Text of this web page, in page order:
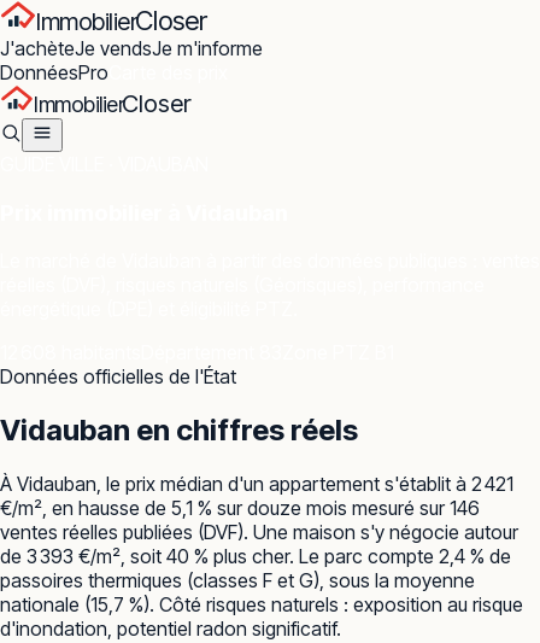
ImmobilierCloser
J'achèteJe vendsJe m'informe
DonnéesPro
ImmobilierCloser
Données officielles de l'État
Vidauban en chiffres réels
À Vidauban, le prix médian d'un appartement s'établit à 2 421
€/m², en hausse de 5,1 % sur douze mois mesuré sur 146
ventes réelles publiées (DVF). Une maison s'y négocie autour
de 3 393 €/m², soit 40 % plus cher. Le parc compte 2,4 % de
passoires thermiques (classes F et G), sous la moyenne
nationale (15,7 %). Côté risques naturels : exposition au risque
d'inondation, potentiel radon significatif.